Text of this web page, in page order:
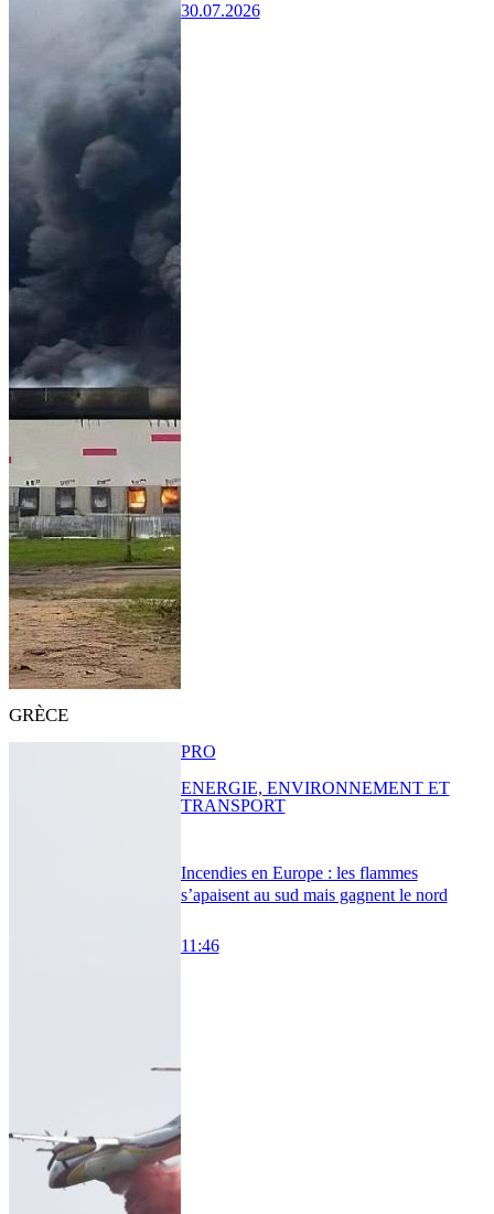
30.07.2026
GRÈCE
Incendies en Europe : les flammes
s’apaisent au sud mais gagnent le nord
11:46
PRO
ENERGIE, ENVIRONNEMENT ET
TRANSPORT